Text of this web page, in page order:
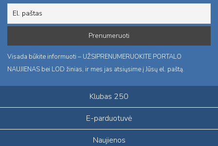
Visada būkite informuoti – UŽSIPRENUMERUOKITE PORTALO
NAUJIENAS bei LOD žinias, ir mes jas atsiųsime į Jūsų el. paštą.
Klubas 250
E-parduotuvė
Naujienos